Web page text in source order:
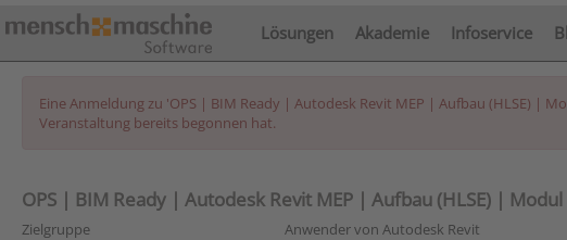
Lösungen Akademie Infoservice
Eine Anmeldung zu 'OPS | BIM Ready | Autodesk Revit MEP | Aufbau (HLSE) |
Veranstaltung bereits begonnen hat.
OPS | BIM Ready | Autodesk Revit MEP | Aufbau (HLSE) |
Zielgruppe
Anwender von Autodesk Revit